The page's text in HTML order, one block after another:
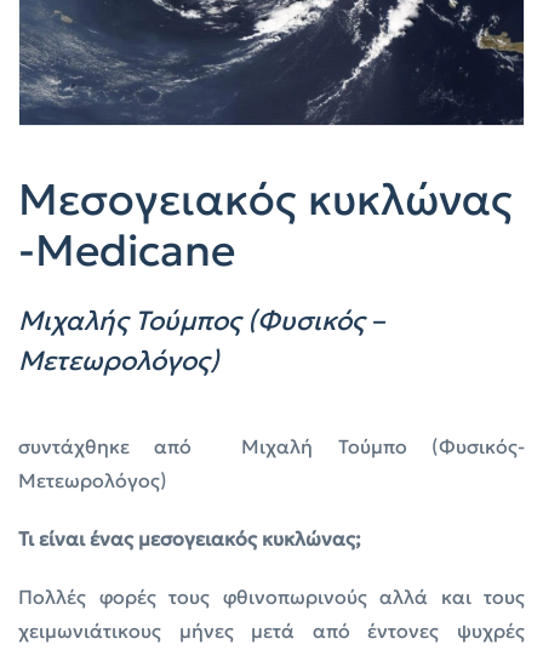
Μεσογειακός κυκλώνας
-Medicane
Μιχαλής Τούμπος (Φυσικός –
Μετεωρολόγος)
συντάχθηκε από Μιχαλή Τούμπο (Φυσικός-
Μετεωρολόγος)
Τι είναι ένας μεσογειακός κυκλώνας;
Πολλές φορές τους φθινοπωρινούς αλλά και τους
χειμωνιάτικους μήνες μετά από έντονες ψυχρές